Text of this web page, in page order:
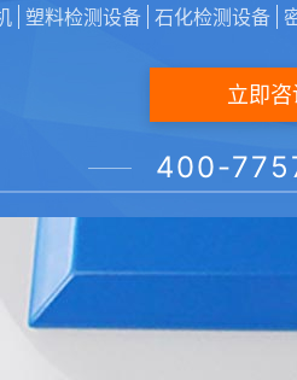
塑料检测设备 石化检测设备
立即咨
400-